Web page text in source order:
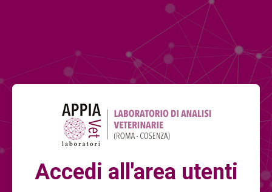
Accedi all'area utenti